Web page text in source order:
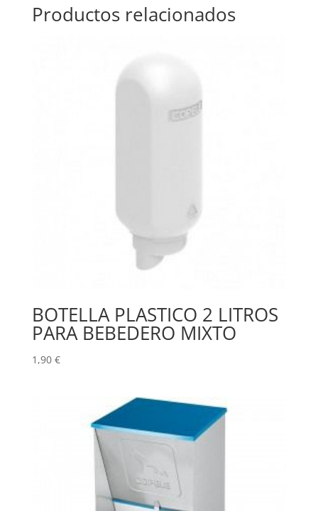
Productos relacionados
BOTELLA PLASTICO 2 LITROS
PARA BEBEDERO MIXTO
1,90 €